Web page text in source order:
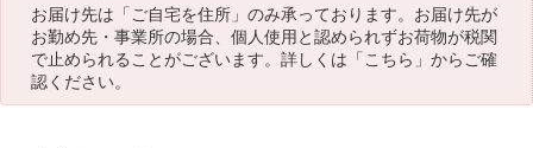
お届け先は「ご自宅を住所」のみ承っております。お届け先が
お勤め先・事業所の場合、個人使用と認められずお荷物が税関
で止められることがございます。詳しくは「こちら 」からご確
認ください。